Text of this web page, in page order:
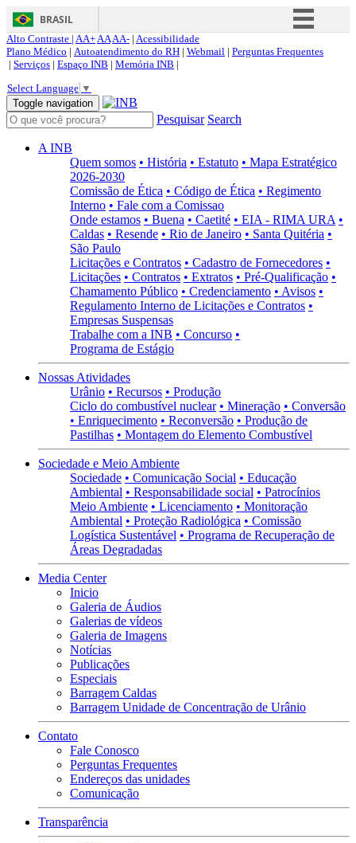
BRASIL
Simplifique!
Acesso à informação
Canais
Alto Contraste | AA+AAAA- | Acessibilidade
Plano Médico | Autoatendimento do RH | Webmail | Perguntas Frequentes
| Serviços | Espaço INB | Memória INB |
Select Language ▼
Toggle navigation
Pesquisar Search
A INB
Quem somos • História • Estatuto • Mapa Estratégico
2026-2030
Comissão de Ética • Código de Ética • Regimento
Interno • Fale com a Comissao
Onde estamos • Buena • Caetité • EIA - RIMA URA •
Caldas • Resende • Rio de Janeiro • Santa Quitéria •
São Paulo
Licitações e Contratos • Cadastro de Fornecedores •
Licitações • Contratos • Extratos • Pré-Qualificação •
Chamamento Público • Credenciamento • Avisos •
Regulamento Interno de Licitações e Contratos •
Empresas Suspensas
Trabalhe com a INB • Concurso •
Programa de Estágio
Nossas Atividades
Urânio • Recursos • Produção
Ciclo do combustível nuclear • Mineração • Conversão
• Enriquecimento • Reconversão • Produção de
Pastilhas • Montagem do Elemento Combustível
Sociedade e Meio Ambiente
Sociedade • Comunicação Social • Educação
Ambiental • Responsabilidade social • Patrocínios
Meio Ambiente • Licenciamento • Monitoração
Ambiental • Proteção Radiológica • Comissão
Logística Sustentável • Programa de Recuperação de
Áreas Degradadas
Media Center
Inicio
Galeria de Áudios
Galerias de vídeos
Galeria de Imagens
Notícias
Publicações
Especiais
Barragem Caldas
Barragem Unidade de Concentração de Urânio
Contato
Fale Conosco
Perguntas Frequentes
Endereços das unidades
Comunicação
Transparência